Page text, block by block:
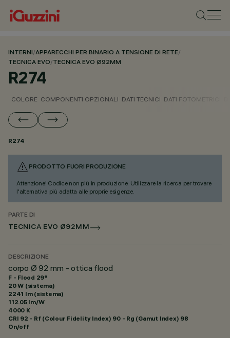
INTERNI/APPARECCHI PER BINARIO A TENSIONE DI RETE/
TECNICA EVO/TECNICA EVO Ø92MM
R274
COLORE COMPONENTI OPZIONALI DATI TECNICI DATI FOTOMETRICI
R274
PRODOTTO FUORI PRODUZIONE
Attenzione! Codice non più in produzione. Utilizzare la ricerca per trovare
l'alternativa più adatta alle proprie esigenze.
PARTE DI
TECNICA EVO Ø92MM
DESCRIZIONE
corpo Ø 92 mm - ottica flood
F - Flood 29°
20 W (sistema)
2241 lm (sistema)
112.05 lm/W
4000 K
CRI 92 - Rf (Colour Fidelity Index) 90 - Rg (Gamut Index) 98
On/off